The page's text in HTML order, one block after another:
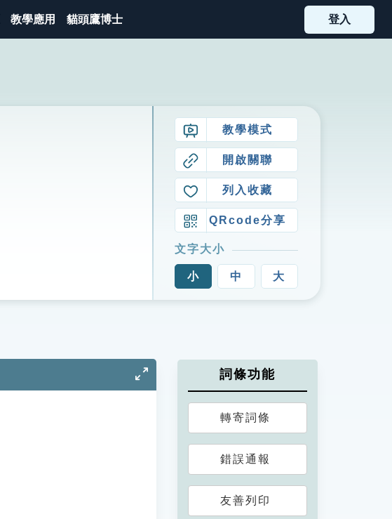
教學應用 貓頭鷹博士 登入
教學模式
開啟關聯
列入收藏
QRcode分享
文字大小
小 中 大
詞條功能
轉寄詞條
錯誤通報
友善列印